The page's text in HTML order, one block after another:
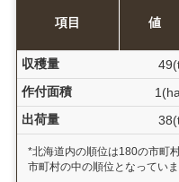
項目 値
収穫量
作付面積
出荷量
*北海道内の順位は180の市町
市町村の中の順位となっていま